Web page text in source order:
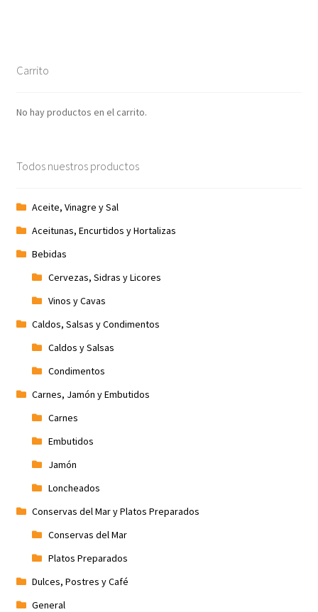
Carrito
No hay productos en el carrito.
Todos nuestros productos
Aceite, Vinagre y Sal
Aceitunas, Encurtidos y Hortalizas
Bebidas
Cervezas, Sidras y Licores
Vinos y Cavas
Caldos, Salsas y Condimentos
Caldos y Salsas
Condimentos
Carnes, Jamón y Embutidos
Carnes
Embutidos
Jamón
Loncheados
Conservas del Mar y Platos Preparados
Conservas del Mar
Platos Preparados
Dulces, Postres y Café
General